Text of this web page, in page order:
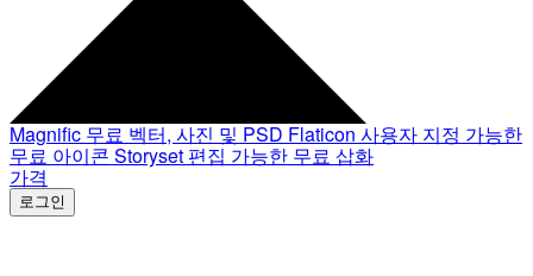
Magnific 무료 벡터, 사진 및 PSD Flaticon 사용자 지정 가능한
무료 아이콘 Storyset 편집 가능한 무료 삽화
가격
로그인